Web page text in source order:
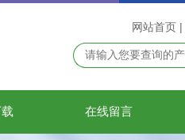
网站首页 |
在线留言